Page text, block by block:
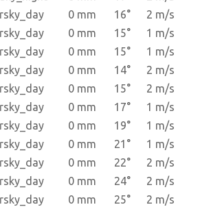
0 mm 16°
2 m/s
0 mm 15°
1 m/s
0 mm 15°
1 m/s
0 mm 14°
2 m/s
0 mm 15°
2 m/s
0 mm 17°
1 m/s
0 mm 19°
1 m/s
0 mm 21°
1 m/s
0 mm 22°
2 m/s
0 mm 24°
2 m/s
0 mm 25°
2 m/s